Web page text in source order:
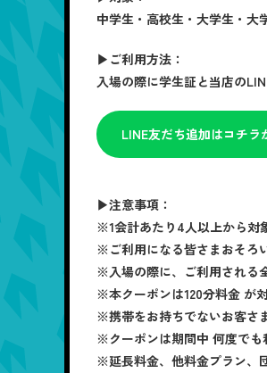
中学生・高校生・大学生・大
▶ご利用方法：
入場の際に学生証と当店の
LINE友だち追加はコチラ
▶注意事項：
※1会計あたり4人以上から対
※ご利用になる皆さまおそろ
※入場の際に、ご利用される
※本クーポンは120分料金 が対
※携帯をお持ちでないお客さ
※クーポンは期間中 何度でも
※延長料金、他料金プラン、